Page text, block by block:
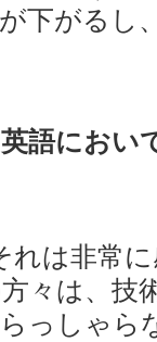
下がるし
語におい
れは非常
々は、技
っしゃら